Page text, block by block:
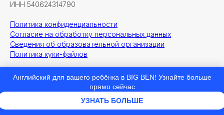
Английский для вашего ребёнка в BIG BEN! Узнайте больше
прямо сейчас
УЗНАТЬ БОЛЬШЕ
ИНН 540624314790
Политика конфиденциальности
Согласие на обработку персональных данных
Сведения об образовательной организации
Политика куки-файлов